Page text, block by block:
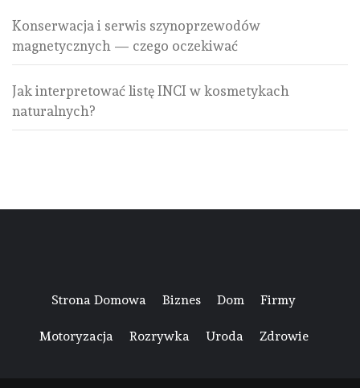
Konserwacja i serwis szynoprzewodów
magnetycznych — czego oczekiwać
Jak interpretować listę INCI w kosmetykach
naturalnych?
Strona Domowa Biznes Dom Firmy
Motoryzacja Rozrywka Uroda Zdrowie